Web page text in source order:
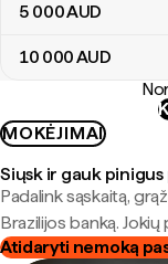
5 000AUD
10 000AUD
MOKĖJIMAI
Siųsk ir gauk
Padalink sąskaitą,
Brazilijos banką.
Atidaryti nemoką